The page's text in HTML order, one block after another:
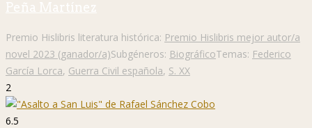
Peña Martínez
Premio Hislibris literatura histórica: Premio Hislibris mejor autor/a
novel 2023 (ganador/a)Subgéneros: BiográficoTemas: Federico
García Lorca, Guerra Civil española, S. XX
2
6.5